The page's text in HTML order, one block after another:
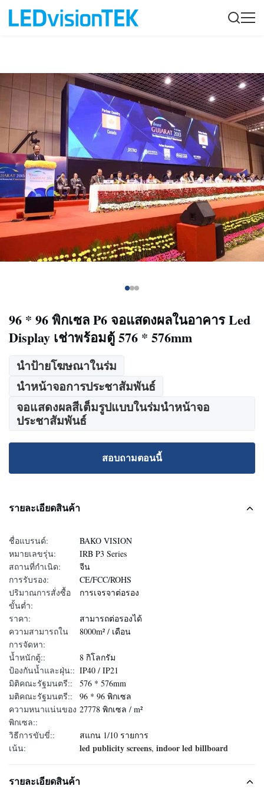
96 * 96 พิกเซล P6 จอแสดงผลในอาคาร Led
Display เช่าพร้อมตู้ 576 * 576mm
นำป้ายโฆษณาในร่ม
นำหน้าจอการประชาสัมพันธ์
จอแสดงผลสีเต็มรูปแบบในร่มนำหน้าจอ
ประชาสัมพันธ์
สอบถามตอนนี้
รายละเอียดสินค้า
ชื่อแบรนด์:
BAKO VISION
หมายเลขรุ่น:
IRB P3 Series
สถานที่กำเนิด:
จีน
การรับรอง:
CE/FCC/ROHS
ปริมาณการสั่งซื้อ
ขั้นต่ำ:
การเจรจาต่อรอง
ราคา:
สามารถต่อรองได้
ความสามารถใน
การจัดหา:
8000m² / เดือน
น้ำหนักตู้::
8 กิโลกรัม
ป้องกันน้ำและฝุ่น:: IP40 / IP21
มิติคณะรัฐมนตรี::
576 * 576mm
มติคณะรัฐมนตรี::
96 * 96 พิกเซล
ความหนาแน่นของ
พิกเซล::
27778 พิกเซล / m²
วิธีการขับขี่::
สแกน 1/10 รายการ
เน้น:
led publicity screens, indoor led billboard
รายละเอียดสินค้า